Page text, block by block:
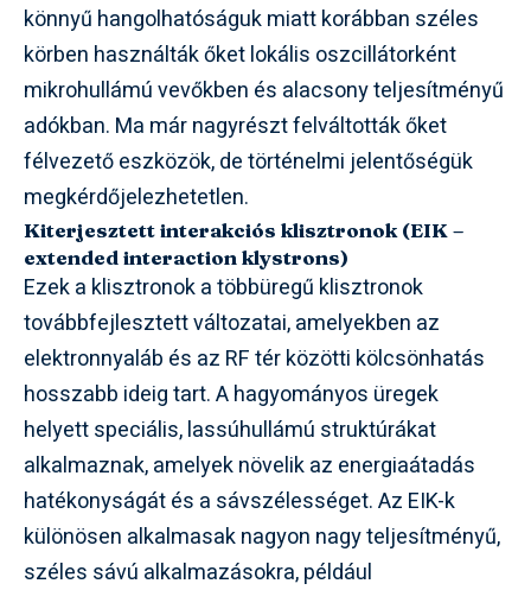
könnyű hangolhatóságuk miatt korábban széles
körben használták őket lokális oszcillátorként
mikrohullámú vevőkben és alacsony teljesítményű
adókban. Ma már nagyrészt felváltották őket
félvezető eszközök, de történelmi jelentőségük
megkérdőjelezhetetlen.
Kiterjesztett interakciós klisztronok (EIK –
extended interaction klystrons)
Ezek a klisztronok a többüregű klisztronok
továbbfejlesztett változatai, amelyekben az
elektronnyaláb és az RF tér közötti kölcsönhatás
hosszabb ideig tart. A hagyományos üregek
helyett speciális, lassúhullámú struktúrákat
alkalmaznak, amelyek növelik az energiaátadás
hatékonyságát és a sávszélességet. Az EIK-k
különösen alkalmasak nagyon nagy teljesítményű,
széles sávú alkalmazásokra, például